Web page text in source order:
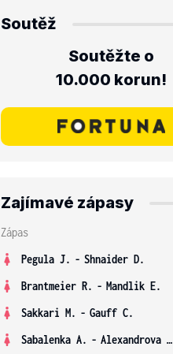
Soutěž
Soutěžte o
10.000 korun!
Zajímavé zápasy
Zápas
Pegula J. - Shnaider D.
Brantmeier R. - Mandlik E.
Sakkari M. - Gauff C.
Sabalenka A. - Alexandrova E.